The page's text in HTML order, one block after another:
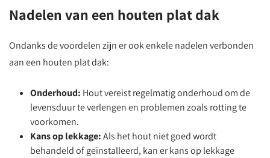
Nadelen van een houten plat dak
Ondanks de voordelen zijn er ook enkele nadelen verbonden
aan een houten plat dak:
Onderhoud: Hout vereist regelmatig onderhoud om de
levensduur te verlengen en problemen zoals rotting te
voorkomen.
Kans op lekkage:Als het hout niet goed wordt
behandeld of geïnstalleerd, kan er kans op lekkage